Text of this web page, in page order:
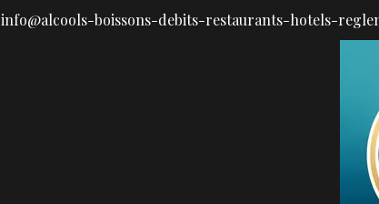
info@alcools-boissons-debits-restaurants-hotels-